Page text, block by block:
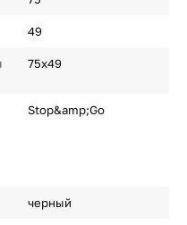
49
75х49
Stop&amp;Go
черный